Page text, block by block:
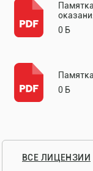
0 Б
0 Б
ВСЕ ЛИЦЕНЗИИ